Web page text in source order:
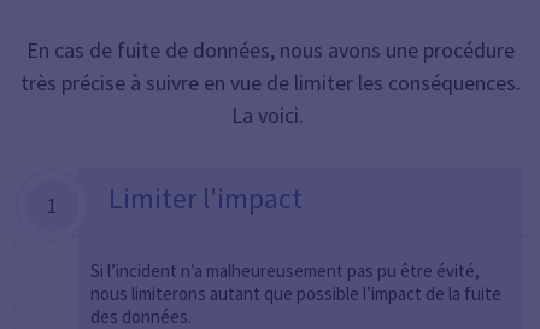
En cas de fuite de données, nous avons une procédure
très précise à suivre en vue de limiter les conséquences.
La voici.
1 Limiter l'impact
Si l’incident n’a malheureusement pas pu être évité,
nous limiterons autant que possible l’impact de la fuite
des données.